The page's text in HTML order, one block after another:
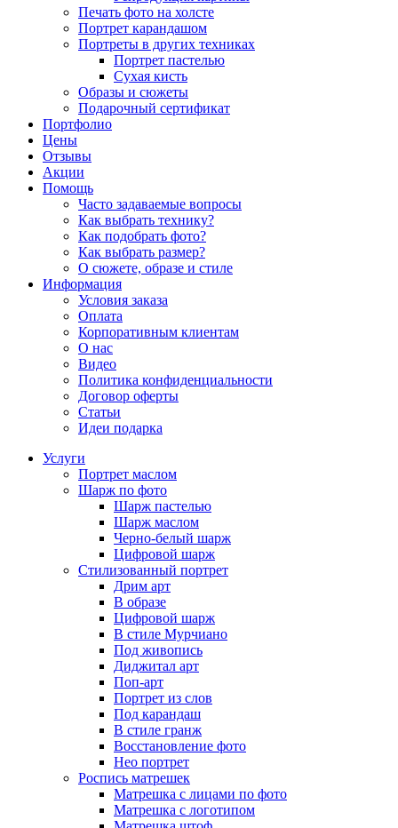
Печать фото на холсте
Портрет карандашом
Портреты в других техниках
Портрет пастелью
Сухая кисть
Образы и сюжеты
Подарочный сертификат
Портфолио
Цены
Отзывы
Акции
Помощь
Часто задаваемые вопросы
Как выбрать технику?
Как подобрать фото?
Как выбрать размер?
О сюжете, образе и стиле
Информация
Условия заказа
Оплата
Корпоративным клиентам
О нас
Видео
Политика конфиденциальности
Договор оферты
Статьи
Идеи подарка
Услуги
Портрет маслом
Шарж по фото
Шарж пастелью
Шарж маслом
Черно-белый шарж
Цифровой шарж
Стилизованный портрет
Дрим арт
В образе
Цифровой шарж
В стиле Мурчиано
Под живопись
Диджитал арт
Поп-арт
Портрет из слов
Под карандаш
В стиле гранж
Восстановление фото
Нео портрет
Роспись матрешек
Матрешка с лицами по фото
Матрешка с логотипом